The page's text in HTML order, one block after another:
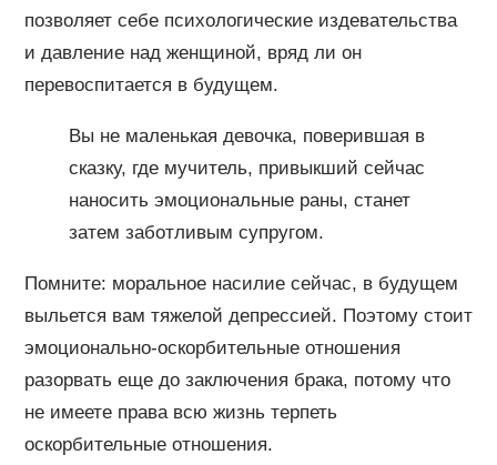
позволяет себе психологические издевательства
и давление над женщиной, вряд ли он
перевоспитается в будущем.
Вы не маленькая девочка, поверившая в
сказку, где мучитель, привыкший сейчас
наносить эмоциональные раны, станет
затем заботливым супругом.
Помните: моральное насилие сейчас, в будущем
выльется вам тяжелой депрессией. Поэтому стоит
эмоционально-оскорбительные отношения
разорвать еще до заключения брака, потому что
не имеете права всю жизнь терпеть
оскорбительные отношения.